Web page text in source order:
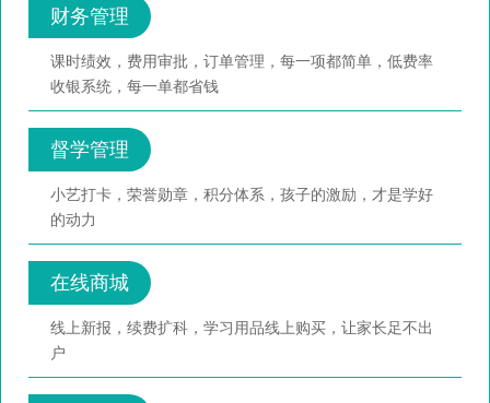
财务管理
课时绩效，费用审批，订单管理，每一项都简单，低费率
收银系统，每一单都省钱
督学管理
小艺打卡，荣誉勋章，积分体系，孩子的激励，才是学好
的动力
在线商城
线上新报，续费扩科，学习用品线上购买，让家长足不出
户